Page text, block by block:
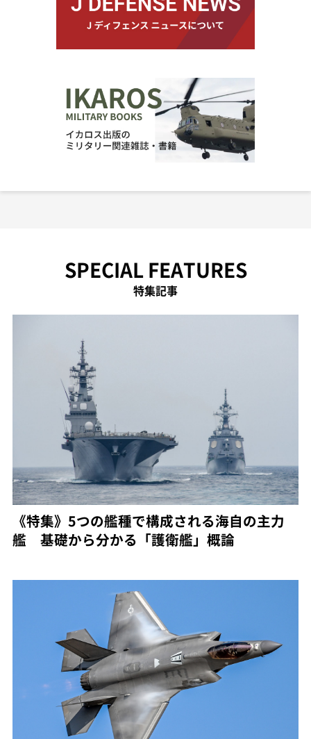
SPECIAL FEATURES
特集記事
《特集》5つの艦種で構成される海自の主力
艦 基礎から分かる「護衛艦」概論